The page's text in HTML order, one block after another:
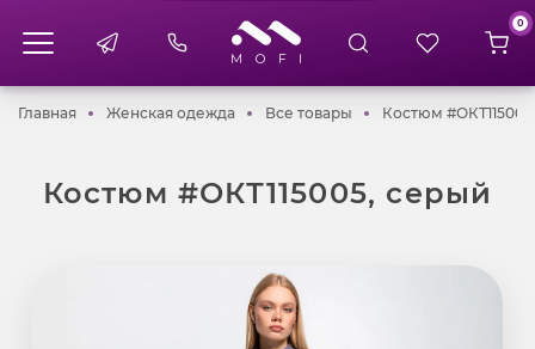
0
ГлавнаяГлавнаяЖенская одежда Женская одежда
Все товары Все товары
Костюм
Костюм #ОКТ115005, серый